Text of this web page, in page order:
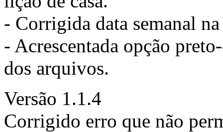
- Corrigida data semanal
- Acrescentada opção
dos arquivos.
Versão 1.1.4
Corrigido erro que não